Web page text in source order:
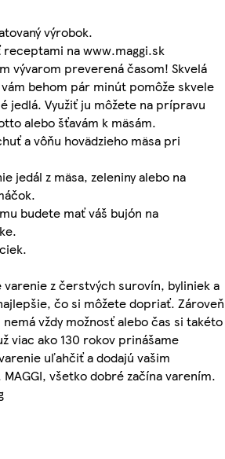
výrobok.
na www.maggi.sk
vývarom preverená časom! Skvelá
behom pár minút pomôže skvele
jedlá. Využiť ju môžete na prípravu
alebo šťavám k mäsám.
a vôňu hovädzieho mäsa pri
jedál z mäsa, zeleniny alebo na
budete mať váš bujón na
varenie z čerstvých surovín, byliniek a
čo si môžete dopriať. Zároveň
vždy možnosť alebo čas si takéto
viac ako 130 rokov prinášame
uľahčiť a dodajú vašim
všetko dobré začína varením.